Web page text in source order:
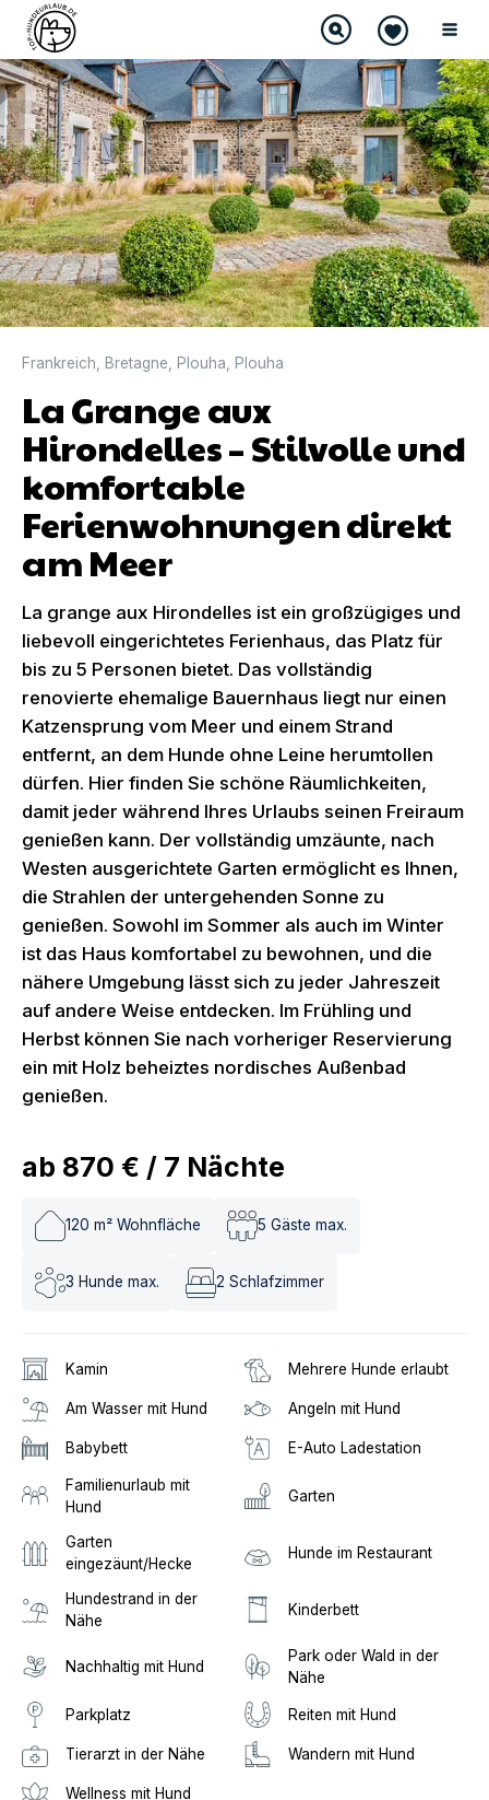
Frankreich Bretagne Plouha Plouha
La Grange aux
Hirondelles – Stilvolle und
komfortable
Ferienwohnungen direkt
am Meer
La grange aux Hirondelles ist ein großzügiges und
liebevoll eingerichtetes Ferienhaus, das Platz für
bis zu 5 Personen bietet. Das vollständig
renovierte ehemalige Bauernhaus liegt nur einen
Katzensprung vom Meer und einem Strand
entfernt, an dem Hunde ohne Leine herumtollen
dürfen. Hier finden Sie schöne Räumlichkeiten,
damit jeder während Ihres Urlaubs seinen Freiraum
genießen kann. Der vollständig umzäunte, nach
Westen ausgerichtete Garten ermöglicht es Ihnen,
die Strahlen der untergehenden Sonne zu
genießen. Sowohl im Sommer als auch im Winter
ist das Haus komfortabel zu bewohnen, und die
nähere Umgebung lässt sich zu jeder Jahreszeit
auf andere Weise entdecken. Im Frühling und
Herbst können Sie nach vorheriger Reservierung
ein mit Holz beheiztes nordisches Außenbad
genießen.
ab 870 € / 7 Nächte
120 m² Wohnfläche 5 Gäste max.
3 Hunde max. 2 Schlafzimmer
Kamin Mehrere Hunde erlaubt
Am Wasser mit Hund Angeln mit Hund
Babybett E-Auto Ladestation
Familienurlaub mit
Hund
Garten
Garten
eingezäunt/Hecke
Hunde im Restaurant
Hundestrand in der
Nähe
Kinderbett
Nachhaltig mit Hund
Park oder Wald in der
Nähe
Parkplatz Reiten mit Hund
Tierarzt in der Nähe Wandern mit Hund
Wellness mit Hund